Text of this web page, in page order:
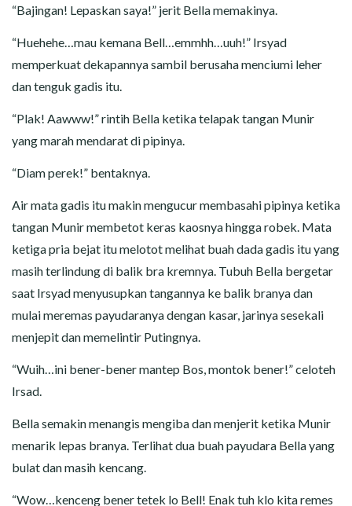
“Bajingan! Lepaskan saya!” jerit Bella memakinya.
“Huehehe…mau kemana Bell…emmhh…uuh!” Irsyad
memperkuat dekapannya sambil berusaha menciumi leher
dan tenguk gadis itu.
“Plak! Aawww!” rintih Bella ketika telapak tangan Munir
yang marah mendarat di pipinya.
“Diam perek!” bentaknya.
Air mata gadis itu makin mengucur membasahi pipinya ketika
tangan Munir membetot keras kaosnya hingga robek. Mata
ketiga pria bejat itu melotot melihat buah dada gadis itu yang
masih terlindung di balik bra kremnya. Tubuh Bella bergetar
saat Irsyad menyusupkan tangannya ke balik branya dan
mulai meremas payudaranya dengan kasar, jarinya sesekali
menjepit dan memelintir Putingnya.
“Wuih…ini bener-bener mantep Bos, montok bener!” celoteh
Irsad.
Bella semakin menangis mengiba dan menjerit ketika Munir
menarik lepas branya. Terlihat dua buah payudara Bella yang
bulat dan masih kencang.
“Wow…kenceng bener tetek lo Bell! Enak tuh klo kita remes